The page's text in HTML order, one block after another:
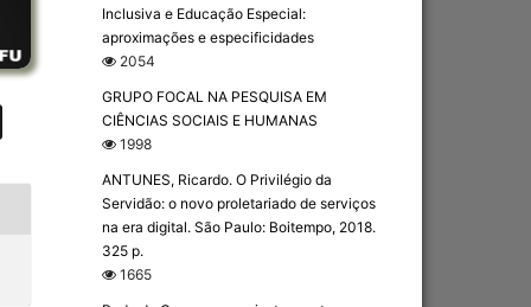
Inclusiva e Educação Especial:
aproximações e especificidades
2054
GRUPO FOCAL NA PESQUISA EM
CIÊNCIAS SOCIAIS E HUMANAS
1998
ANTUNES, Ricardo. O Privilégio da
Servidão: o novo proletariado de serviços
na era digital. São Paulo: Boitempo, 2018.
325 p.
1665